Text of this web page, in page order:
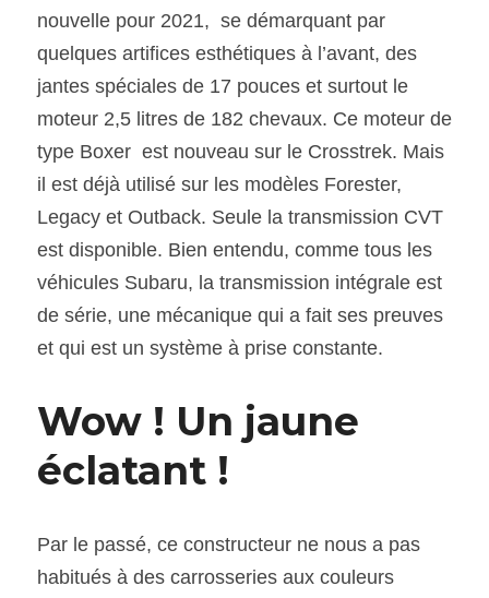
nouvelle pour 2021,  se démarquant par
quelques artifices esthétiques à l’avant, des
jantes spéciales de 17 pouces et surtout le
moteur 2,5 litres de 182 chevaux. Ce moteur de
type Boxer  est nouveau sur le Crosstrek. Mais
il est déjà utilisé sur les modèles Forester,
Legacy et Outback. Seule la transmission CVT
est disponible. Bien entendu, comme tous les
véhicules Subaru, la transmission intégrale est
de série, une mécanique qui a fait ses preuves
et qui est un système à prise constante.
Wow ! Un jaune
éclatant !
Par le passé, ce constructeur ne nous a pas
habitués à des carrosseries aux couleurs